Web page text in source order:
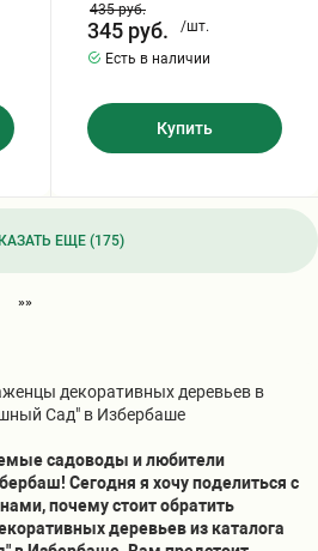
435руб.
345 руб.
/шт.
Есть в наличии
Купить
ЕЩЕ (175)
»»
декоративных деревьев в
Сад" в Избербаше
садоводы и любители
Сегодня я хочу поделиться с
почему стоит обратить
деревьев из каталога